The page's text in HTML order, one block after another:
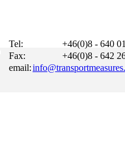
Tel:
+46(0)8 - 640
Fax:
+46(0)8 - 642
email: